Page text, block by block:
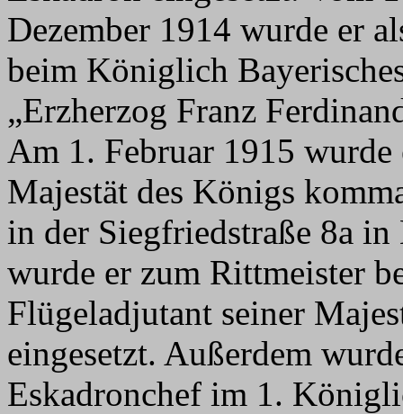
Dezember 1914 wurde er
beim Königlich
„Erzherzog Franz
Am 1. Februar 1915
Majestät des Königs
in der Siegfriedstraße 8a
wurde er zum Rittmeister
Flügeladjutant seiner
eingesetzt. Außerdem
Eskadronchef im 1.